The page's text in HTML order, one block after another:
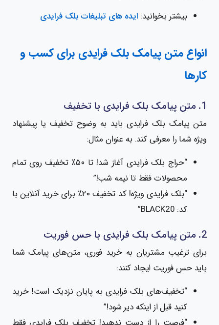
بیشتر بخوانید: ایده های تبلیغات بلک فرایدی
انواع متن پیامک بلک فرایدی برای کسب و
کارها
1. متن پیامک بلک فرایدی با تخفیف
متن پیامک بلک فرایدی باید به وضوح تخفیف یا پیشنهاد
ویژه شما را معرفی کند. به عنوان مثال:
“حراج بلک فرایدی آغاز شد! تا ۵۰٪ تخفیف روی تمام
محصولات فقط تا نیمه شب!”
“بلک فرایدی ویژه! کد تخفیف ۲۰٪ برای خرید آنلاین با
کد: BLACK20”
2. متن پیامک بلک فرایدی با حس فوریت
برای ترغیب مشتریان به خرید فوری، متن‌های پیامک شما
باید حس فوریت ایجاد کنند:
“تخفیف‌های بلک فرایدی به پایان نزدیک است! خرید
کنید قبل از اینکه دیر شود!”